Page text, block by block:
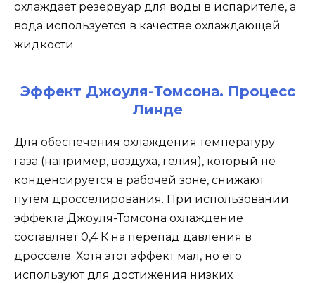
охлаждает резервуар для воды в испарителе, а
вода используется в качестве охлаждающей
жидкости.
Эффект Джоуля-Томсона. Процесс
Линде
Для обеспечения охлаждения температуру
газа (например, воздуха, гелия), который не
конденсируется в рабочей зоне, снижают
путём дросселирования. При использовании
эффекта Джоуля-Томсона охлаждение
составляет 0,4 К на перепад давления в
дросселе. Хотя этот эффект мал, но его
используют для достижения низких